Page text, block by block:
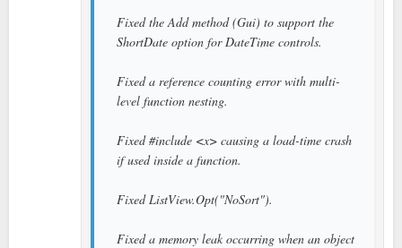
Fixed the Add method (Gui) to support the
ShortDate option for DateTime controls.
Fixed a reference counting error with multi-
level function nesting.
Fixed #include <x> causing a load-time crash
if used inside a function.
Fixed ListView.Opt("NoSort").
Fixed a memory leak occurring when an object